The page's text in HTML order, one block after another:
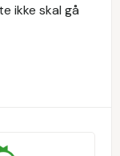
ikke skal gå